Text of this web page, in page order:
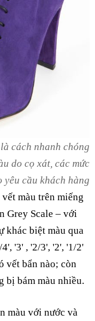
cách nhanh chóng
do cọ xát, các mức
yêu cầu khách hàng
màu trên miếng
Grey Scale – với
khác biệt màu qua
'3' , '2/3', '2', '1/2'
vết bẩn nào; còn
bị bám màu nhiều.
màu với nước và